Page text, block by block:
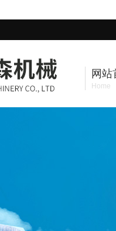
网站
Home